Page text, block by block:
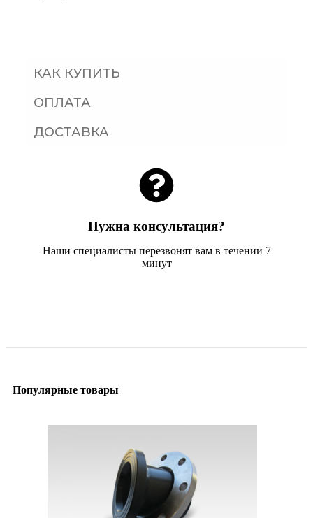
КАК КУПИТЬ
ОПЛАТА
ДОСТАВКА
Нужна консультация?
Наши специалисты перезвонят вам в течении 7
минут
Популярные товары